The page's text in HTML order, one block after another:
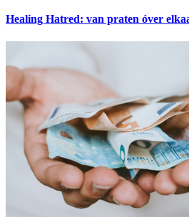
Healing Hatred: van praten óver